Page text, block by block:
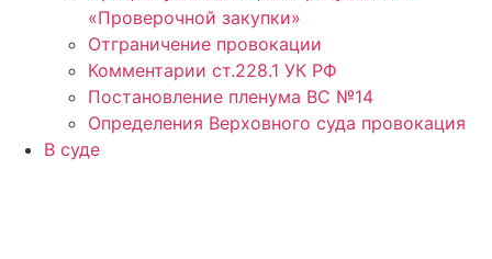
«Проверочной закупки»
Отграничение провокации
Комментарии ст.228.1 УК РФ
Постановление пленума ВС №14
Определения Верховного суда провокация
В суде